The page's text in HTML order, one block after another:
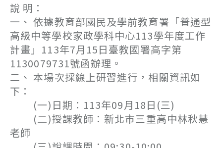
說 明：
一、 依據教育部國民及學前教育署「普通型
高級中等學校家政學科中心113學年度工作
計畫」113年7月15日臺教國署高字第
1130079731號函辦理。
二、 本場次採線上研習進行，相關資訊如
下：
(一)日期：113年09月18日(三)
(二)授課教師：新北市三重高中林秋慧
老師